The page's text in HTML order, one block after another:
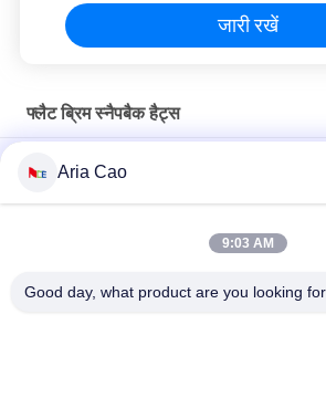
जारी रखें
फ्लैट ब्रिम स्नैपबैक हैट्स
ओडीएम 100% कपास फैशन फ्लैट ब्रिम बेसबॉल हैट
पुरुषों के लिए कॉटन फ्लैट बिल गोर्रास 3 डी कशीदाकारी
Customized Design black embroidery
Aria Cao
9:03 AM
Good day, what product are you looking